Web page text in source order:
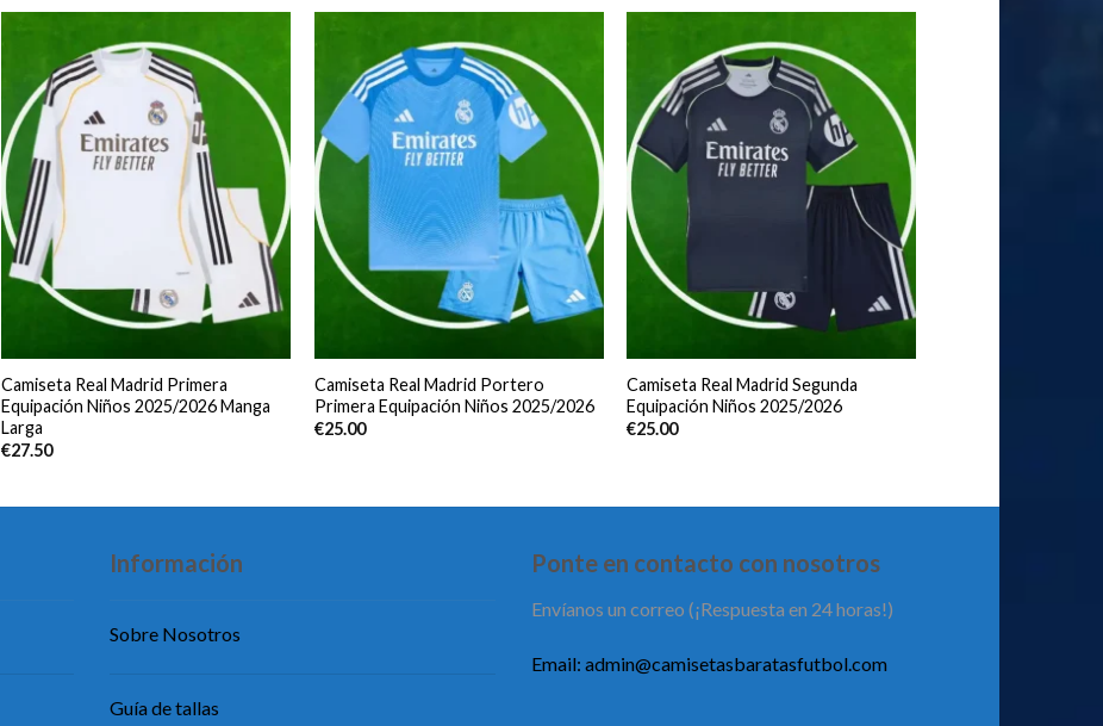
Camiseta Real Madrid Primera
Equipación Niños 2025/2026 Manga
Larga
€27.50
Camiseta Real Madrid Portero
Primera Equipación Niños 2025/2026
€25.00
Camiseta Real Madrid Segunda
Equipación Niños 2025/2026
€25.00
Información
Sobre Nosotros
Guía de tallas
Ponte en contacto con nosotros
Envíanos un correo (¡Respuesta en 24 horas!)
Email: admin@camisetasbaratasfutbol.com